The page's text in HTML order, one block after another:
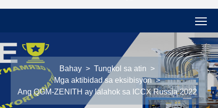
Bahay > Tungkol sa atin >
Mga aktibidad sa eksibisyon >
Ang QGM-ZENITH ay lalahok sa ICCX Russia 2022